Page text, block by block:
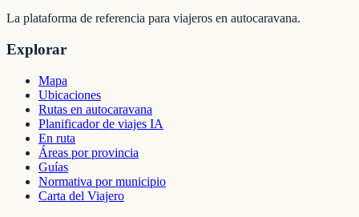
La plataforma de referencia para viajeros en autocaravana.
Explorar
Mapa
Ubicaciones
Rutas en autocaravana
Planificador de viajes IA
En ruta
Áreas por provincia
Guías
Normativa por municipio
Carta del Viajero